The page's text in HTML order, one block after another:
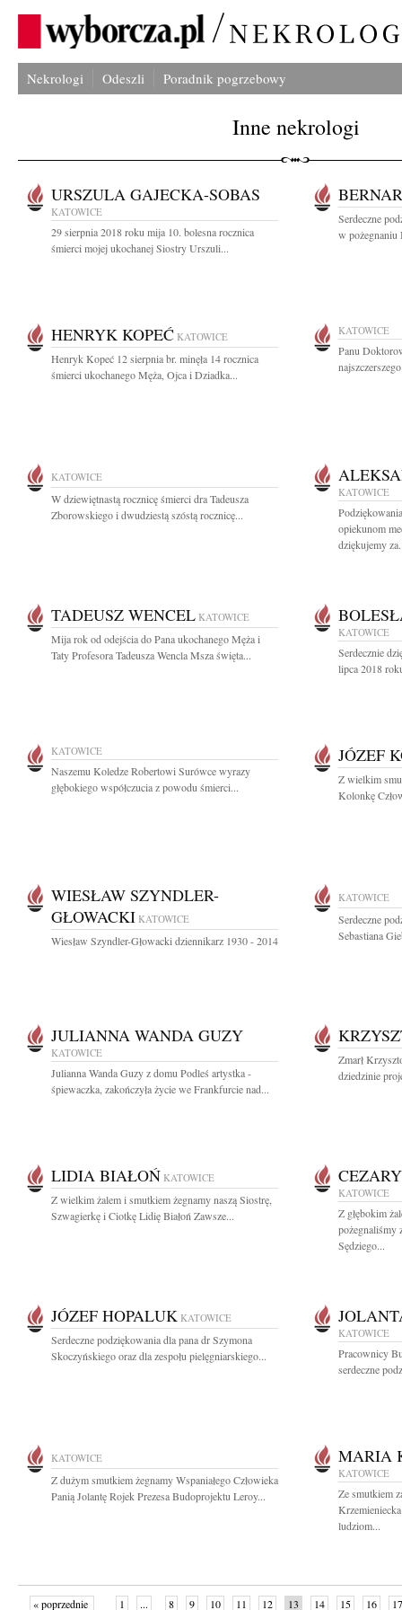
Nekrologi Odeszli Poradnik pogrzebowy
Inne nekrologi
URSZULA GAJECKA-SOBAS
KATOWICE
29 sierpnia 2018 roku mija 10. bolesna rocznica
śmierci mojej ukochanej Siostry Urszuli...
Serdeczne
w pożegnaniu
HENRYK KOPEĆ KATOWICE
Henryk Kopeć 12 sierpnia br. minęła 14 rocznica
śmierci ukochanego Męża, Ojca i Dziadka...
KATOWICE
Panu
KATOWICE
W dziewiętnastą rocznicę śmierci dra Tadeusza
Zborowskiego i dwudziestą szóstą rocznicę...
KATOWICE
opiekunom
dziękujemy
TADEUSZ WENCEL KATOWICE
Mija rok od odejścia do Pana ukochanego Męża i
Taty Profesora Tadeusza Wencla Msza święta...
KATOWICE
Serdecznie
lipca 2018
KATOWICE
Naszemu Koledze Robertowi Surówce wyrazy
głębokiego współczucia z powodu śmierci...
JÓZEF
Z wielkim
Kolonkę
WIESŁAW SZYNDLER-
GŁOWACKI KATOWICE
Wiesław Szyndler-Głowacki dziennikarz 1930 - 2014
KATOWICE
Serdeczne
Sebastiana
JULIANNA WANDA GUZY
KATOWICE
Julianna Wanda Guzy z domu Podleś artystka -
śpiewaczka, zakończyła życie we Frankfurcie nad...
Zmarł
dziedzinie
LIDIA BIAŁOŃ KATOWICE
Z wielkim żalem i smutkiem żegnamy naszą Siostrę,
Szwagierkę i Ciotkę Lidię Białoń Zawsze...
KATOWICE
Z głębokim
pożegnaliśmy
Sędziego...
JÓZEF HOPALUK KATOWICE
Serdeczne podziękowania dla pana dr Szymona
Skoczyńskiego oraz dla zespołu pielęgniarskiego...
KATOWICE
Pracownicy
serdeczne
KATOWICE
Z dużym smutkiem żegnamy Wspaniałego Człowieka
Panią Jolantę Rojek Prezesa Budoprojektu Leroy...
MARIA
KATOWICE
Ze smutkiem
ludziom...
« poprzednie 1 ... 8 9 10 11 12 13 14 15 16 17